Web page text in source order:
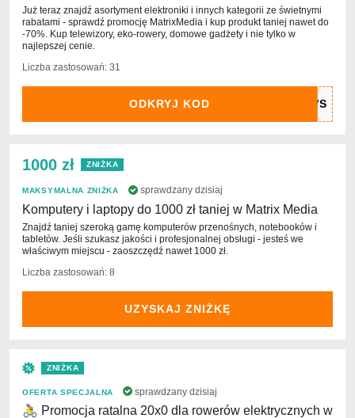
Już teraz znajdź asortyment elektroniki i innych kategorii ze świetnymi
rabatami - sprawdź promocję MatrixMedia i kup produkt taniej nawet do
-70%. Kup telewizory, eko-rowery, domowe gadżety i nie tylko w
najlepszej cenie.
Liczba zastosowań: 31
ODKRYJ KOD
1000 zł ZNIŻKA
MAKSYMALNA ZNIŻKA sprawdzany dzisiaj
Komputery i laptopy do 1000 zł taniej w Matrix Media
Znajdź taniej szeroką gamę komputerów przenośnych, notebooków i
tabletów. Jeśli szukasz jakości i profesjonalnej obsługi - jesteś we
właściwym miejscu - zaoszczędź nawet 1000 zł.
Liczba zastosowań: 8
UZYSKAJ ZNIŻKĘ
ZNIŻKA
OFERTA SPECJALNA sprawdzany dzisiaj
🚴 Promocja ratalna 20х0 dla rowerów elektrycznych w